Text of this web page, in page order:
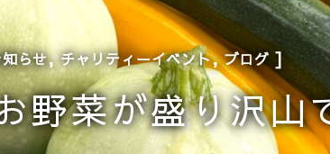
らせ,チャリティーイベント,ブログ
野菜が盛り沢山